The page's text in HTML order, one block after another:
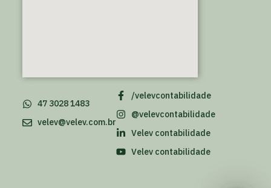
/velevcontabilidade
@velevcontabilidade
Velev contabilidade
Velev contabilidade
47 3028 1483
velev@velev.com.br